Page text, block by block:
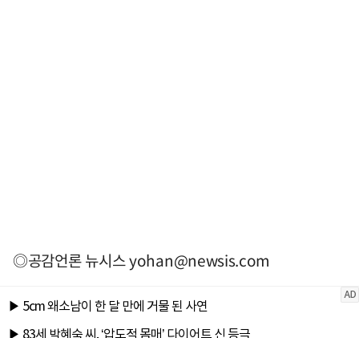
◎공감언론 뉴시스yohan@newsis.com